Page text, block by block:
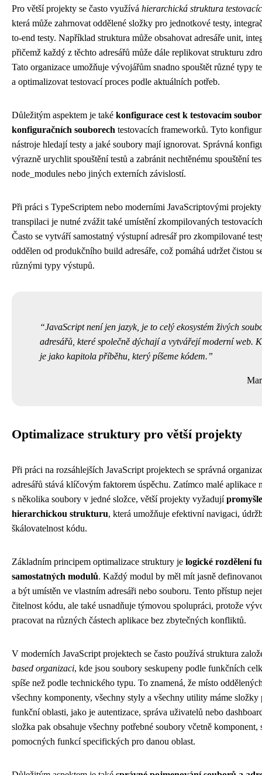
Pro větší projekty se často využívá hierarchická struktura
která může zahrnovat oddělené složky pro jednotkové testy,
to-end testy. Například struktura může obsahovat adresáře unit,
přičemž každý z těchto adresářů může dále replikovat strukturu
Tato organizace umožňuje vývojářům snadno spouštět různé typy
a optimalizovat testovací proces podle aktuálních potřeb.
Důležitým aspektem je také konfigurace cest k testovacím
konfiguračních souborech testovacích frameworků. Tyto
nástroje hledají testy a jaké soubory mají ignorovat. Správná
výrazně urychlit spouštění testů a zabránit nechtěnému spouštění
node_modules nebo jiných externích závislostí.
Při práci s TypeScriptem nebo moderními JavaScriptovými
transpilaci je nutné zvážit také umístění zkompilovaných
Často se vytváří samostatný výstupní adresář pro zkompilované
oddělen od produkčního build adresáře, což pomáhá udržet čistou
různými typy výstupů.
JavaScript není jen jazyk, je to celý ekosystém živých
adresářů, které společně dýchají a vytvářejí moderní web.
je jako kapitola příběhu, který píšeme kódem.
Optimalizace struktury pro větší projekty
Při práci na rozsáhlejších JavaScript projektech se správná
adresářů stává klíčovým faktorem úspěchu. Zatímco malé aplikace
s několika soubory v jedné složce, větší projekty vyžadují
hierarchickou strukturu, která umožňuje efektivní navigaci,
škálovatelnost kódu.
Základním principem optimalizace struktury je logické rozdělení
samostatných modulů. Každý modul by měl mít jasně
a být umístěn ve vlastním adresáři nebo souboru. Tento přístup
čitelnost kódu, ale také usnadňuje týmovou spolupráci, protože
pracovat na různých částech aplikace bez zbytečných konfliktů.
V moderních JavaScript projektech se často používá struktura
based organizaci, kde jsou soubory seskupeny podle funkčních
spíše než podle technického typu. To znamená, že místo
všechny komponenty, všechny styly a všechny utility máme složky
funkční oblasti, jako je autentizace, správa uživatelů nebo
složka pak obsahuje všechny potřebné soubory včetně komponent,
pomocných funkcí specifických pro danou oblast.